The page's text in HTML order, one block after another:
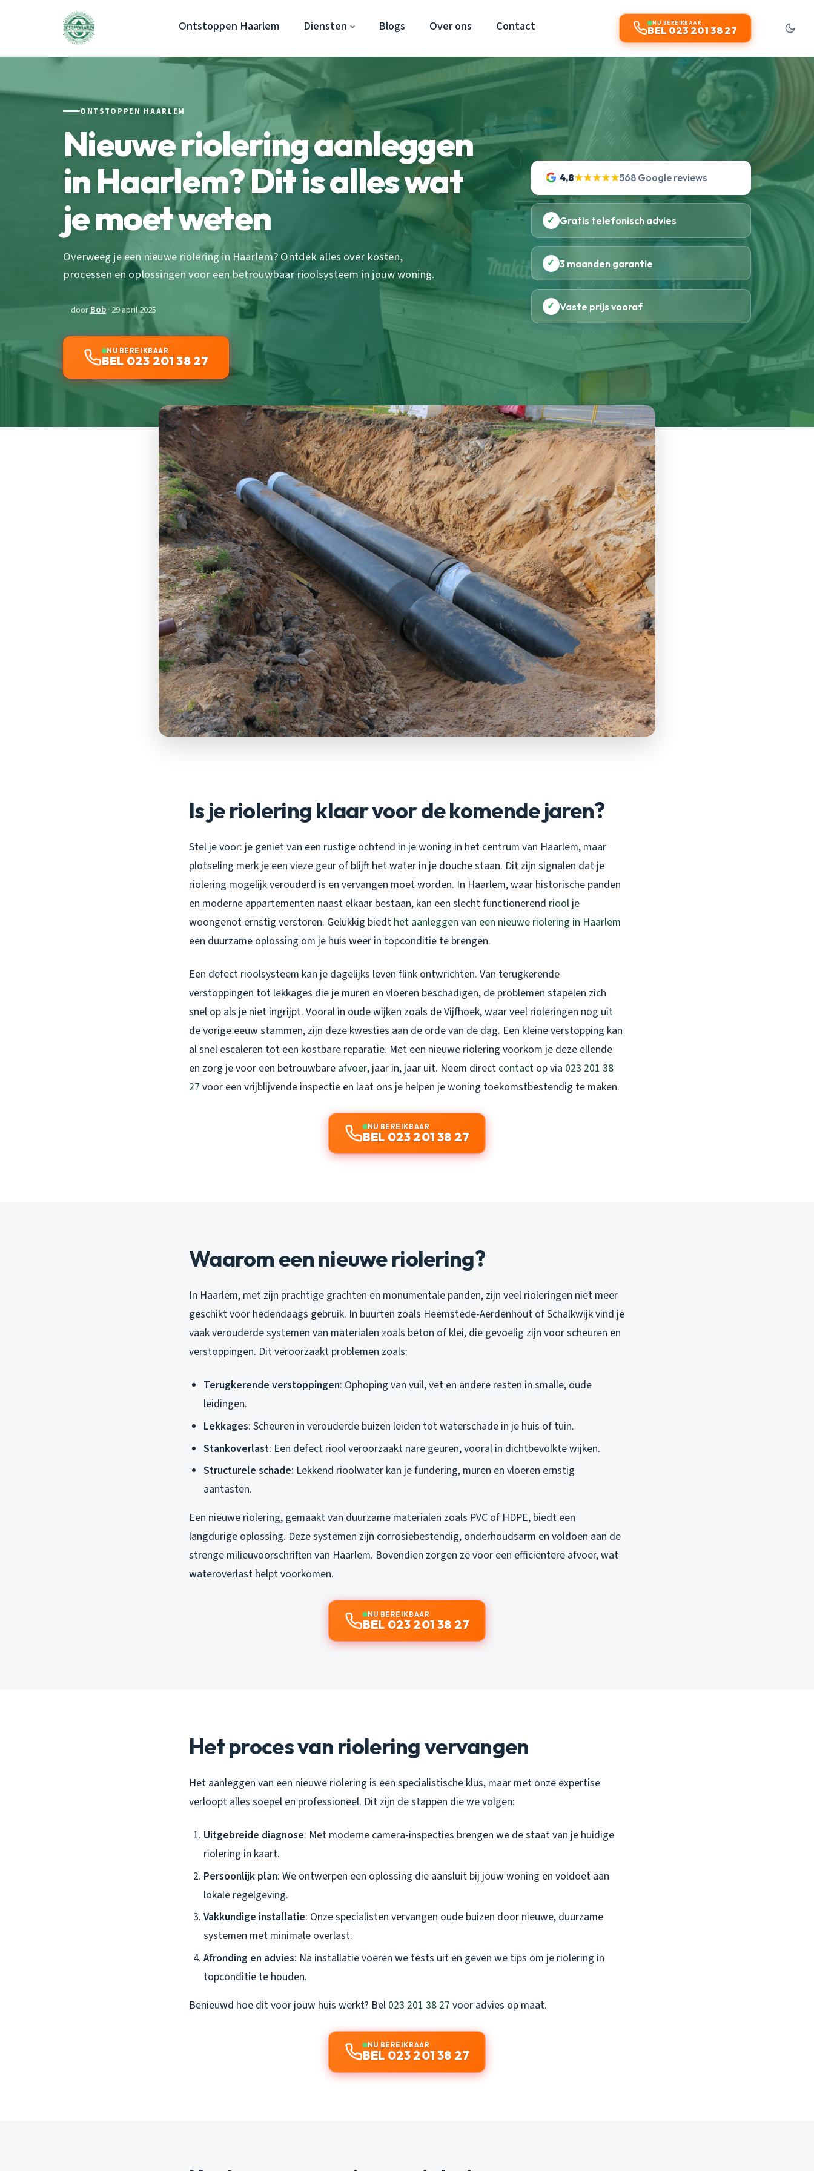
Ontstoppen Haarlem Diensten Blogs Over ons Contact NU BEREIKBAAR
BEL 023 201 38 27
ONTSTOPPEN HAARLEM
Nieuwe riolering aanleggen
in Haarlem? Dit is alles wat
je moet weten
Overweeg je een nieuwe riolering in Haarlem? Ontdek alles over kosten,
processen en oplossingen voor een betrouwbaar rioolsysteem in jouw woning.
doorBob· 29 april 2025
NU BEREIKBAAR
BEL 023 201 38 27
4,8★★★★★568 Google reviews
✓ Gratis telefonisch advies
✓ 3 maanden garantie
✓ Vaste prijs vooraf
Is je riolering klaar voor de komende jaren?
Stel je voor: je geniet van een rustige ochtend in je woning in het centrum van Haarlem, maar
plotseling merk je een vieze geur of blijft het water in je douche staan. Dit zijn signalen dat je
riolering mogelijk verouderd is en vervangen moet worden. In Haarlem, waar historische panden
en moderne appartementen naast elkaar bestaan, kan een slecht functionerend riool je
woongenot ernstig verstoren. Gelukkig biedt het aanleggen van een nieuwe riolering in Haarlem
een duurzame oplossing om je huis weer in topconditie te brengen.
Een defect rioolsysteem kan je dagelijks leven flink ontwrichten. Van terugkerende
verstoppingen tot lekkages die je muren en vloeren beschadigen, de problemen stapelen zich
snel op als je niet ingrijpt. Vooral in oude wijken zoals de Vijfhoek, waar veel rioleringen nog uit
de vorige eeuw stammen, zijn deze kwesties aan de orde van de dag. Een kleine verstopping kan
al snel escaleren tot een kostbare reparatie. Met een nieuwe riolering voorkom je deze ellende
en zorg je voor een betrouwbare afvoer, jaar in, jaar uit. Neem direct contact op via 023 201 38
27 voor een vrijblijvende inspectie en laat ons je helpen je woning toekomstbestendig te maken.
NU BEREIKBAAR
BEL 023 201 38 27
Waarom een nieuwe riolering?
In Haarlem, met zijn prachtige grachten en monumentale panden, zijn veel rioleringen niet meer
geschikt voor hedendaags gebruik. In buurten zoals Heemstede-Aerdenhout of Schalkwijk vind je
vaak verouderde systemen van materialen zoals beton of klei, die gevoelig zijn voor scheuren en
verstoppingen. Dit veroorzaakt problemen zoals:
Terugkerende verstoppingen: Ophoping van vuil, vet en andere resten in smalle, oude
leidingen.
Lekkages: Scheuren in verouderde buizen leiden tot waterschade in je huis of tuin.
Stankoverlast: Een defect riool veroorzaakt nare geuren, vooral in dichtbevolkte wijken.
Structurele schade: Lekkend rioolwater kan je fundering, muren en vloeren ernstig
aantasten.
Een nieuwe riolering, gemaakt van duurzame materialen zoals PVC of HDPE, biedt een
langdurige oplossing. Deze systemen zijn corrosiebestendig, onderhoudsarm en voldoen aan de
strenge milieuvoorschriften van Haarlem. Bovendien zorgen ze voor een efficiëntere afvoer, wat
wateroverlast helpt voorkomen.
NU BEREIKBAAR
BEL 023 201 38 27
Het proces van riolering vervangen
Het aanleggen van een nieuwe riolering is een specialistische klus, maar met onze expertise
verloopt alles soepel en professioneel. Dit zijn de stappen die we volgen:
Uitgebreide diagnose: Met moderne camera-inspecties brengen we de staat van je huidige
riolering in kaart.
Persoonlijk plan: We ontwerpen een oplossing die aansluit bij jouw woning en voldoet aan
lokale regelgeving.
Vakkundige installatie: Onze specialisten vervangen oude buizen door nieuwe, duurzame
systemen met minimale overlast.
Afronding en advies: Na installatie voeren we tests uit en geven we tips om je riolering in
topconditie te houden.
Benieuwd hoe dit voor jouw huis werkt? Bel 023 201 38 27 voor advies op maat.
NU BEREIKBAAR
BEL 023 201 38 27